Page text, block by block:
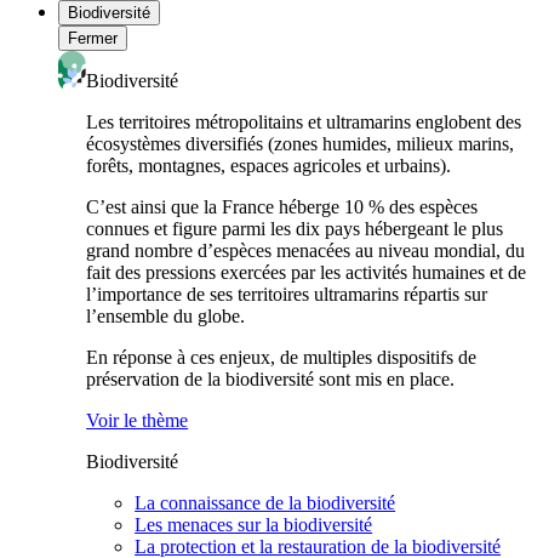
Biodiversité
Fermer
Biodiversité
Les territoires métropolitains et ultramarins englobent des
écosystèmes diversifiés (zones humides, milieux marins,
forêts, montagnes, espaces agricoles et urbains).
C’est ainsi que la France héberge 10 % des espèces
connues et figure parmi les dix pays hébergeant le plus
grand nombre d’espèces menacées au niveau mondial, du
fait des pressions exercées par les activités humaines et de
l’importance de ses territoires ultramarins répartis sur
l’ensemble du globe.
En réponse à ces enjeux, de multiples dispositifs de
préservation de la biodiversité sont mis en place.
Voir le thème
Biodiversité
La connaissance de la biodiversité
Les menaces sur la biodiversité
La protection et la restauration de la biodiversité